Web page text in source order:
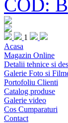
COD: B
1
Acasa
Magazin Online
Detalii tehnice si
Galerie Foto si
Portofoliu Clienti
Catalog produse
Galerie video
Cos Cumparaturi
Contact